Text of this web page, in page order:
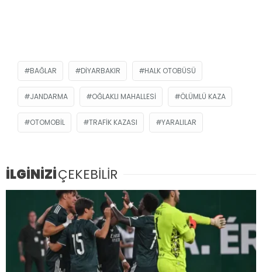
BAĞLAR DIYARBAKIR HALK OTOBÜSÜ
JANDARMA OĞLAKLI MAHALLESI ÖLÜMLÜ KAZA
OTOMOBIL TRAFIK KAZASI YARALILAR
İLGİNİZİÇEKEBİLİR